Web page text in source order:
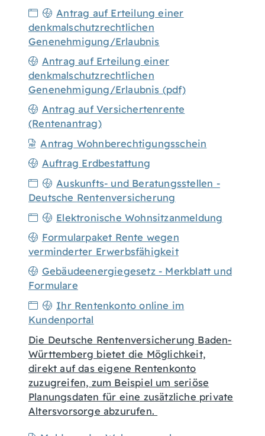
Antrag auf Erteilung einer
denkmalschutzrechtlichen
Genenehmigung/Erlaubnis
Antrag auf Erteilung einer
denkmalschutzrechtlichen
Genenehmigung/Erlaubnis (pdf)
Antrag auf Versichertenrente
(Rentenantrag)
Antrag Wohnberechtigungsschein
Auftrag Erdbestattung
Auskunfts- und Beratungsstellen -
Deutsche Rentenversicherung
Elektronische Wohnsitzanmeldung
Formularpaket Rente wegen
verminderter Erwerbsfähigkeit
Gebäudeenergiegesetz - Merkblatt und
Formulare
Ihr Rentenkonto online im
Kundenportal
Die Deutsche Rentenversicherung Baden-
Württemberg bietet die Möglichkeit,
direkt auf das eigene Rentenkonto
zuzugreifen, zum Beispiel um seriöse
Planungsdaten für eine zusätzliche private
Altersvorsorge abzurufen.